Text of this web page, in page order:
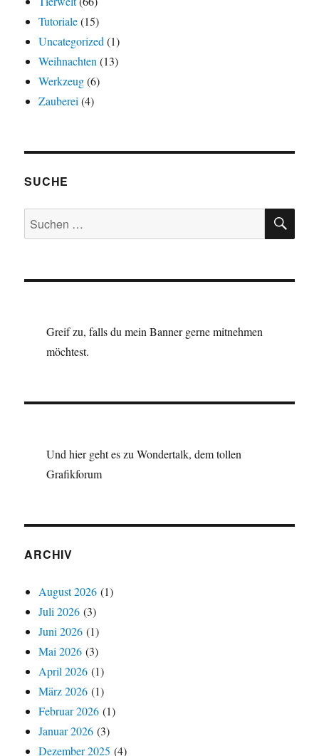
Tutoriale(15)
Uncategorized (1)
Weihnachten (13)
Werkzeug(6)
Zauberei (4)
SUCHE
Suchen
nach:
Greif zu, falls du mein Banner gerne mitnehmen
möchtest.
Und hier geht es zu Wondertalk, dem tollen
Grafikforum
ARCHIV
August 2026 (1)
Juli 2026 (3)
Juni 2026 (1)
Mai 2026 (3)
April 2026 (1)
März 2026 (1)
Februar 2026 (1)
Januar 2026 (3)
Dezember 2025 (4)